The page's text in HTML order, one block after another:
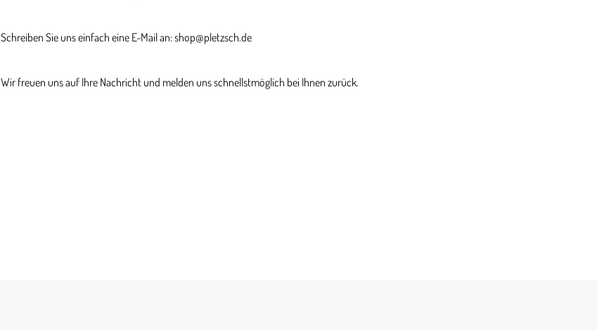
Schreiben Sie uns einfach eine E-Mail an: shop@pletzsch.de
Wir freuen uns auf Ihre Nachricht und melden uns schnellstmöglich bei Ihnen zurück.